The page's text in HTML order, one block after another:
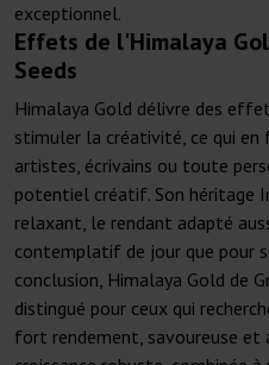
exceptionnel.
Effets de l'Himalaya
Seeds
Himalaya Gold délivre des
stimuler la créativité, ce qui en
artistes, écrivains ou toute
potentiel créatif. Son héritage
relaxant, le rendant adapté
contemplatif de jour que pour
conclusion, Himalaya Gold de
distingué pour ceux qui
fort rendement, savoureuse et